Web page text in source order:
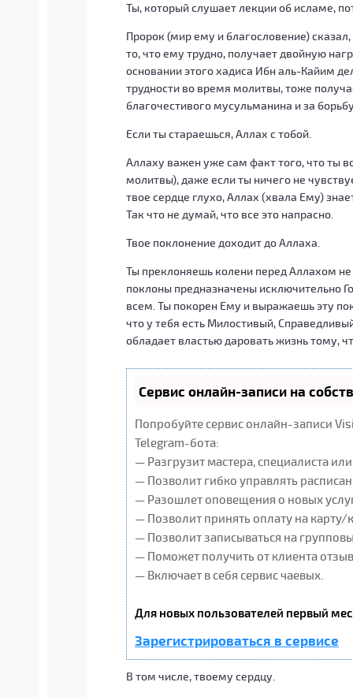
Ты, который слушает лекции об исламе,
Пророк (мир ему и благословение)
то, что ему трудно, получает двойную
основании этого хадиса Ибн аль-Кайим
трудности во время молитвы, тоже
благочестивого мусульманина и за
Если ты стараешься, Аллах с тобой.
Аллаху важен уже сам факт того, что ты
молитвы), даже если ты ничего не
твое сердце глухо, Аллах (хвала Ему)
Так что не думай, что все это напрасно.
Твое поклонение доходит до Аллаха.
Ты преклоняешь колени перед Аллахом не
поклоны предназначены исключительно
всем. Ты покорен Ему и выражаешь эту
что у тебя есть Милостивый,
обладает властью даровать жизнь тому,
Сервис онлайн-записи на
Попробуйте сервис онлайн-записи
Telegram-бота:
— Разгрузит мастера, специалиста
— Позволит гибко управлять
— Разошлет оповещения о новых
— Позволит принять оплату на карту/
— Позволит записываться на
— Поможет получить от клиента
— Включает в себя сервис чаевых.
Для новых пользователей первый
Зарегистрироваться в сервисе
В том числе, твоему сердцу.